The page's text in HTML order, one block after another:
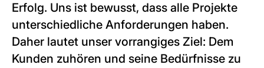
Erfolg. Uns ist bewusst, dass alle Projekte
unterschiedliche Anforderungen haben.
Daher lautet unser vorrangiges Ziel: Dem
Kunden zuhören und seine Bedürfnisse zu